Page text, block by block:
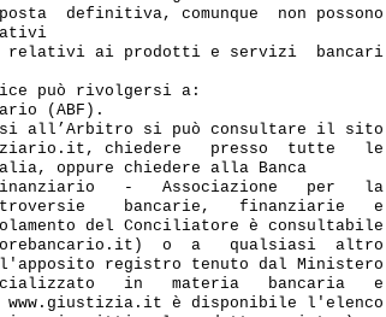
definitiva, comunque  non possono
relativi ai prodotti e servizi  bancari
può rivolgersi a:
(ABF).
all’Arbitro si può consultare il sito
chiedere   presso  tutte   le
oppure chiedere alla Banca
-   Associazione   per   la
bancarie,   finanziarie   e
del Conciliatore è consultabile
o  a   qualsiasi  altro
registro tenuto dal Ministero
in   materia   bancaria   e
è disponibile l'elenco